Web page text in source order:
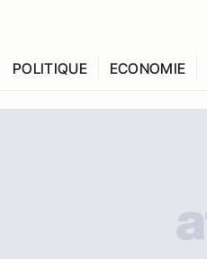
POLITIQUE ECONOMIE